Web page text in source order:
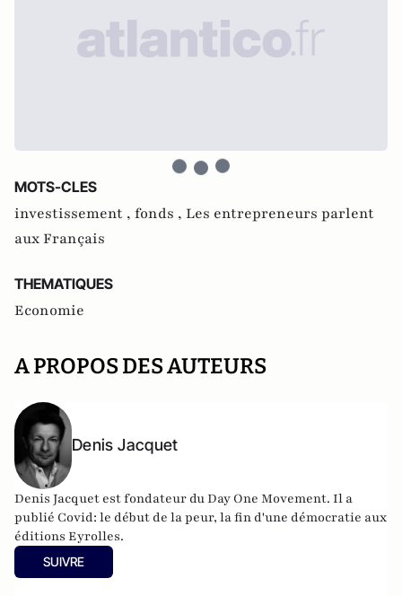
MOTS-CLES
investissement , fonds , Les entrepreneurs parlent
aux Français
THEMATIQUES
Economie
A PROPOS DES AUTEURS
Denis Jacquet
Denis Jacquet est fondateur du Day One Movement. Il a
publié Covid: le début de la peur, la fin d'une démocratie aux
éditions Eyrolles.
SUIVRE